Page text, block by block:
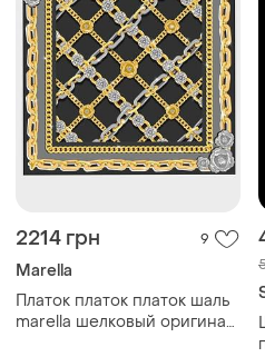
2214 грн 9
Marella
Платок платок платок шаль
marella шелковый оригинал